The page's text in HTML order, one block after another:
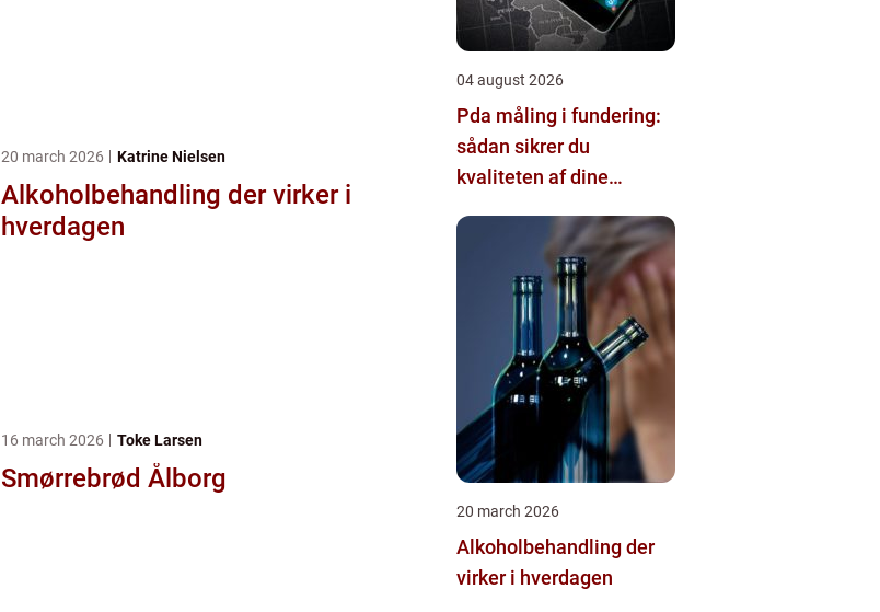
20 march 2026 Katrine Nielsen
Alkoholbehandling der virker i
hverdagen
16 march 2026 Toke Larsen
Smørrebrød Ålborg
04 august 2026
Pda måling i fundering:
sådan sikrer du
kvaliteten af dine
20 march 2026
Alkoholbehandling der
virker i hverdagen